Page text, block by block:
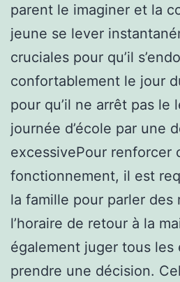
parent le imaginer et la
jeune se lever
cruciales pour qu’il
confortablement le jour
pour qu’il ne arrêt pas le
journée d’école par une
excessivePour renforcer
fonctionnement, il est
la famille pour parler des
l’horaire de retour à la
également juger tous les
prendre une décision.